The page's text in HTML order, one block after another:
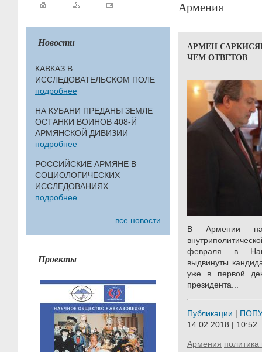
Новости
КАВКАЗ В
ИССЛЕДОВАТЕЛЬСКОМ ПОЛЕ
подробнее
НА КУБАНИ ПРЕДАНЫ ЗЕМЛЕ
ОСТАНКИ ВОИНОВ 408-Й
АРМЯНСКОЙ ДИВИЗИИ
подробнее
РОССИЙСКИЕ АРМЯНЕ В
СОЦИОЛОГИЧЕСКИХ
ИССЛЕДОВАНИЯХ
подробнее
все новости
Проекты
Армения
АРМЕН
ЧЕМ ОТВЕТОВ
В Армении
февраля в
выдвинуты
уже в первой
президента...
Публикации |
14.02.2018 | 10:52
Армения